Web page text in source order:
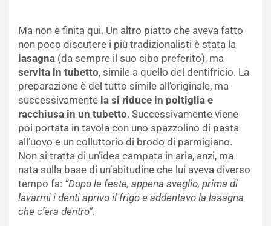
Ma non è finita qui. Un altro piatto che aveva fatto
non poco discutere i più tradizionalisti è stata la
lasagna (da sempre il suo cibo preferito), ma
servita in tubetto, simile a quello del dentifricio. La
preparazione è del tutto simile all’originale, ma
successivamente la si riduce in poltiglia e
racchiusa in un tubetto. Successivamente viene
poi portata in tavola con uno spazzolino di pasta
all’uovo e un colluttorio di brodo di parmigiano.
Non si tratta di un’idea campata in aria, anzi, ma
nata sulla base di un’abitudine che lui aveva diverso
tempo fa: “Dopo le feste, appena sveglio, prima di
lavarmi i denti aprivo il frigo e addentavo la lasagna
che c’era dentro”.